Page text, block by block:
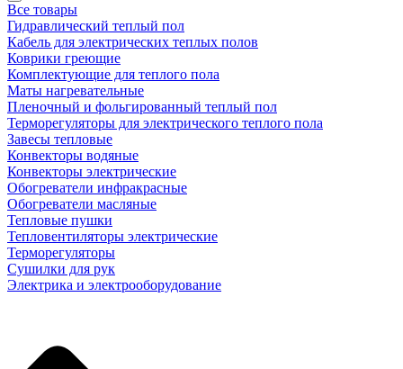
Все товары
Гидравлический теплый пол
Кабель для электрических теплых полов
Коврики греющие
Комплектующие для теплого пола
Маты нагревательные
Пленочный и фольгированный теплый пол
Терморегуляторы для электрического теплого пола
Завесы тепловые
Конвекторы водяные
Конвекторы электрические
Обогреватели инфракрасные
Обогреватели масляные
Тепловые пушки
Тепловентиляторы электрические
Терморегуляторы
Сушилки для рук
Электрика и электрооборудование